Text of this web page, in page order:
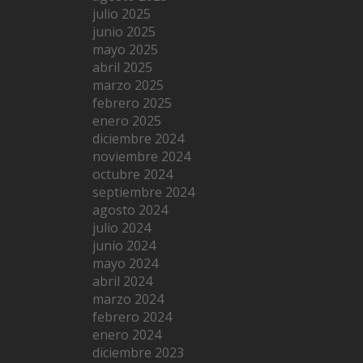
julio 2025
junio 2025
mayo 2025
abril 2025
marzo 2025
febrero 2025
enero 2025
diciembre 2024
noviembre 2024
octubre 2024
septiembre 2024
agosto 2024
julio 2024
junio 2024
mayo 2024
abril 2024
marzo 2024
febrero 2024
enero 2024
diciembre 2023